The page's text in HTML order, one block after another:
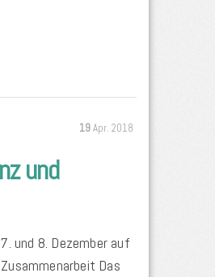
19Apr. 2018
und
und 8. Dezember auf
Das